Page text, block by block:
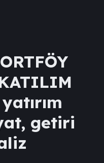
yatırım
getiri